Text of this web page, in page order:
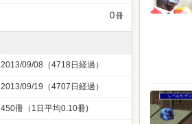
0冊
2013/09/08（4718日経過）
2013/09/19（4707日経過）
450冊（1日平均0.10冊)